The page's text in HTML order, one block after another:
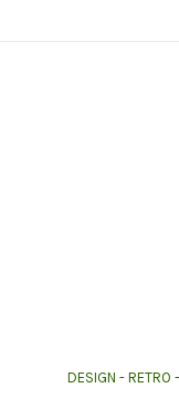
DESIGN - RETRO